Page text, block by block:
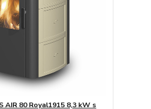
AIR 80 Royal1915 8,3 kW s